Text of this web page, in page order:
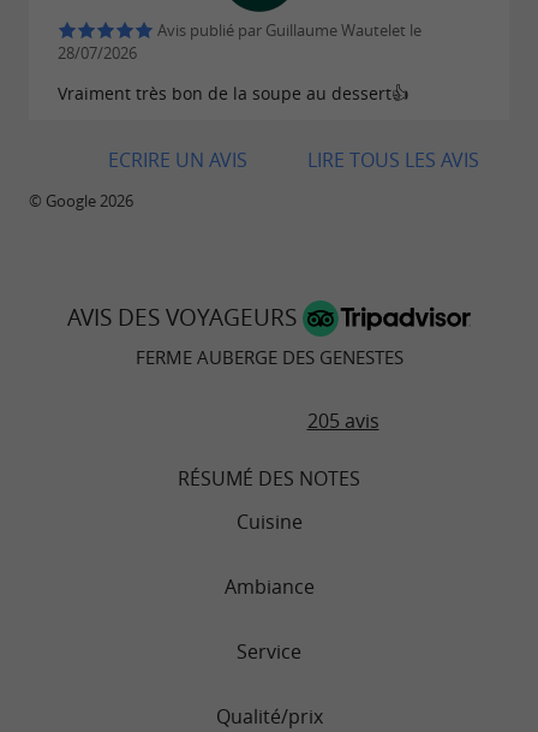
Avis publié par Guillaume Wautelet le
28/07/2026
Vraiment très bon de la soupe au dessert👍
LIRE TOUS LES AVIS
ECRIRE UN AVIS
© Google 2026
AVIS DES VOYAGEURS
FERME AUBERGE DES GENESTES
205 avis
RÉSUMÉ DES NOTES
Cuisine
Ambiance
Service
Qualité/prix